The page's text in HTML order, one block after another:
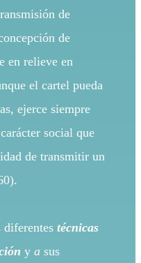
de
de
en relieve en
el cartel pueda
ejerce siempre
social que
de transmitir un
diferentestécnicas
y asus